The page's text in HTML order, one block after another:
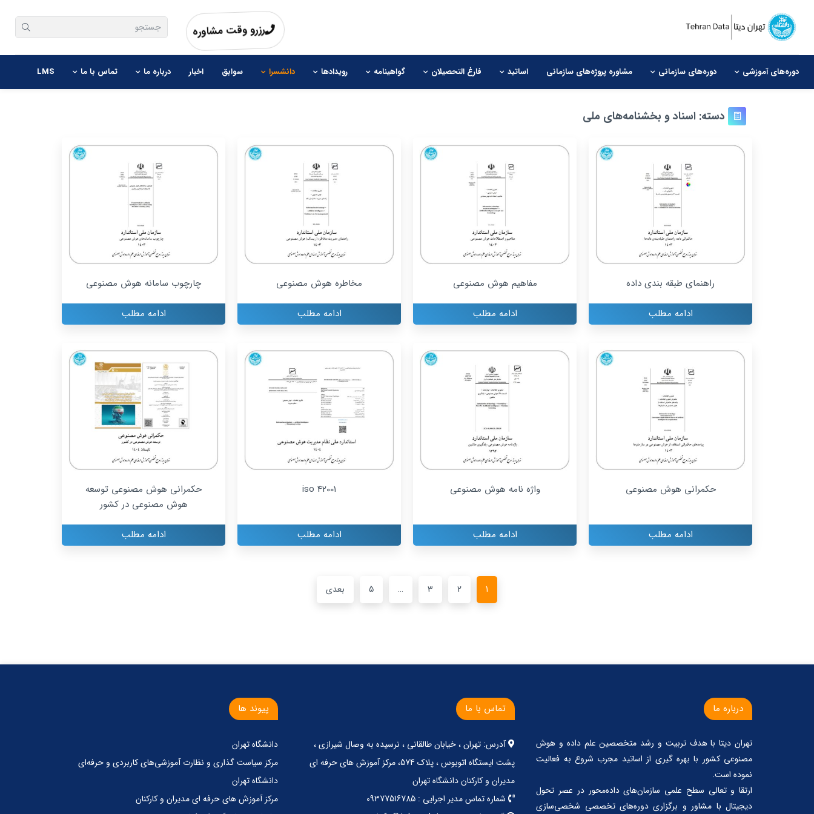
هنگامی که نتایج نمایش داده می شوند با رزرو وقت مشاوره
دوره‌های آموزشی دوره‌های سازمانی مشاوره‌ پروژه‌های سازمانی اساتید فارغ التحصیلان گواهینامه رویدادها دانشسرا سوابق اخبار درباره ما تماس با ما LMS
دسته: اسناد و بخشنامه‌های ملی
راهنمای طبقه بندی داده
ادامه مطلب
مفاهیم هوش مصنوعی
ادامه مطلب
مخاطره هوش مصنوعی
ادامه مطلب
چارچوب سامانه هوش مصنوعی
ادامه مطلب
حکمرانی هوش مصنوعی
ادامه مطلب
واژه نامه هوش مصنوعی
ادامه مطلب
iso 42001
ادامه مطلب
حکمرانی هوش مصنوعی توسعه
هوش مصنوعی در کشور
ادامه مطلب
1
2
3
…
5 بعدی
درباره ما
تهران دیتا با هدف تربیت و رشد متخصصین علم داده و هوش
مصنوعی کشور با بهره گیری از اساتید مجرب شروع به فعالیت
نموده است.
ارتقا و تعالی سطح علمی سازمان‌های داده‌محور در عصر تحول
دیجیتال با مشاور و برگزاری دوره‌های تخصصی شخصی‌سازی
تماس با ما
آدرس: تهران ، خیابان طالقانی ، نرسیده به وصال شیرازی ،
پشت ایستگاه اتوبوس ، پلاک 574، مرکز آموزش های حرفه ای
مدیران و کارکنان دانشگاه تهران
شماره تماس مدیر اجرایی : 09377516785
پیوند ها
دانشگاه تهران
مرکز‌ سیاست گذاری‌ و‌ نظارت آموزشی‌های کاربردی‌ و‌ حرفه‌ای
دانشگاه تهران
مرکز آموزش های حرفه ای مدیران و کارکنان